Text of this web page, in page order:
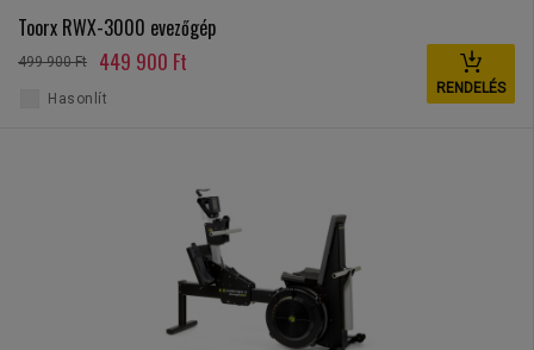
Toorx RWX-3000 evezőgép
499 900 Ft 449 900 Ft
RENDELÉS
Hasonlít